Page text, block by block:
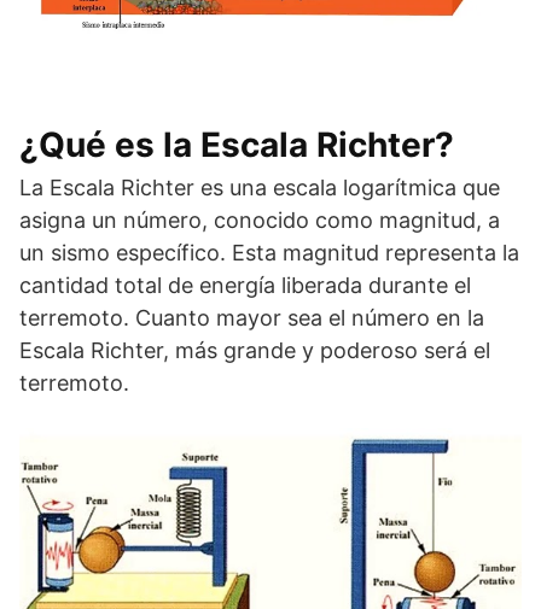
¿Qué es la Escala Richter?
La Escala Richter es una escala logarítmica que
asigna un número, conocido como magnitud, a
un sismo específico. Esta magnitud representa la
cantidad total de energía liberada durante el
terremoto. Cuanto mayor sea el número en la
Escala Richter, más grande y poderoso será el
terremoto.